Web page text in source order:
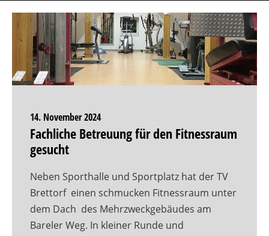
14. November 2024
Fachliche Betreuung für den Fitnessraum
gesucht
Neben Sporthalle und Sportplatz hat der TV
Brettorf einen schmucken Fitnessraum unter
dem Dach des Mehrzweckgebäudes am
Bareler Weg. In kleiner Runde und